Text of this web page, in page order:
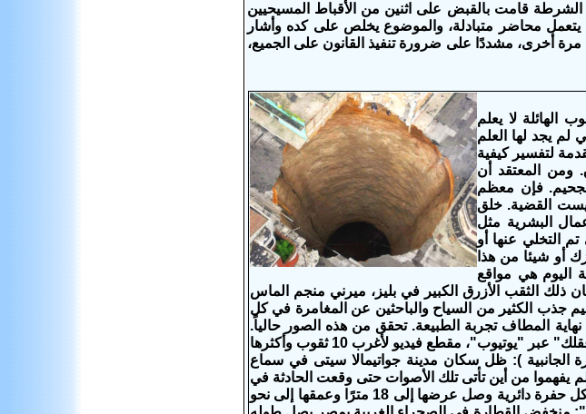
منذ عام 2011، لافتَا إلى أن الشرطة قامت بالقبض على اثنين من الأقباط المسيحيين
يتعمل محاضر متبادلة، والموضوع يخلص على كده وأشار
مرة أخرى، مشددًا على ضرورة تنفيذ القانون على الجميع،
الهائلة لا يعلم
لم يجد لها العلم
لتفسير كيفية
ومن المعتقد أن
فإن معظم
ليست القضية. خلق
البشرية مثل
التخلي عنها أو
أو شيئا من هذا
اليوم هي مواقع
ذلك الثقب الأزرق الكبير في بليز، ميرني منجم الماس
جذب الكثير من السياح والباحثين عن المغامرة في كل
المطاف تجربة الطبيعة. تحقق من هذه الصور حالياً.
ميرني منجم الماس في سيبيريا عرضت قناة "متع عقلك" عبر "يوتيوب"، مقطع فيديو لأغرب 10 ثقوب وأكثرها
الجانبية ): ظل سكان مدينة جواتيمالا سيتى في سماع
يفهموا من أين تأتى تلك الأصوات حتى وقعت الحادثة في
فبراير2007، حيث انهارت الأرض بشكل مفاجئ لتتشكل حفرة دائرية وصل عرضها إلى 18 مترًا وعمقها إلى نحو